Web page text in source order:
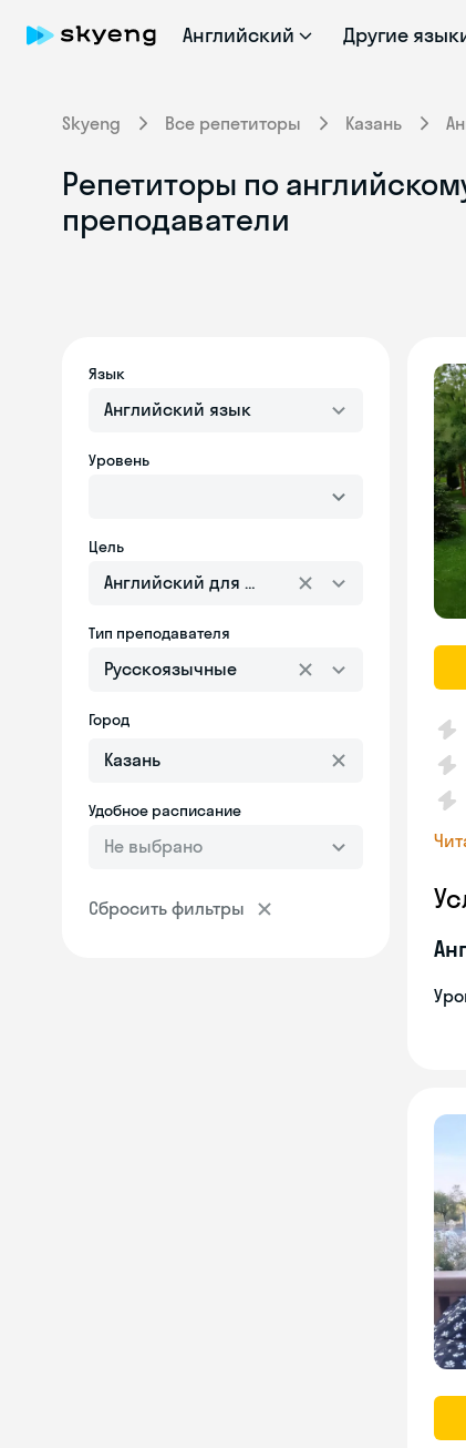
Английский Другие
Skyeng Все репетиторы Казань
Репетиторы по
преподаватели
Язык
Английский язык
Уровень
Цель
Английский для взрослых
Тип преподавателя
Русскоязычные
Город
Удобное расписание
Не выбрано
Сбросить фильтры